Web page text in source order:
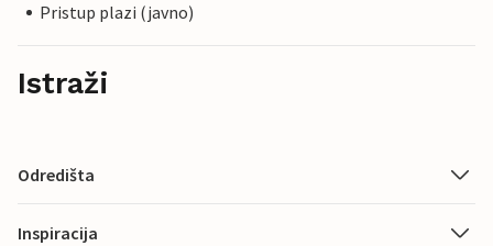
Pristup plazi (javno)
Istraži
Odredišta
Inspiracija